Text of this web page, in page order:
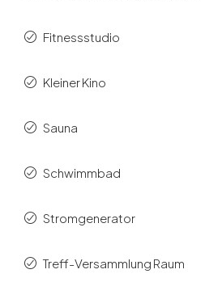
Fitnessstudio
Kleiner Kino
Sauna
Schwimmbad
Stromgenerator
Treff-Versammlung Raum